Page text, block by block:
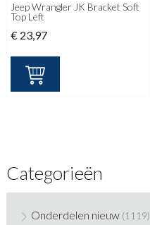
Jeep Wrangler JK Bracket Soft
Top Left
€ 23,97
Categorieën
Onderdelen nieuw (1119)